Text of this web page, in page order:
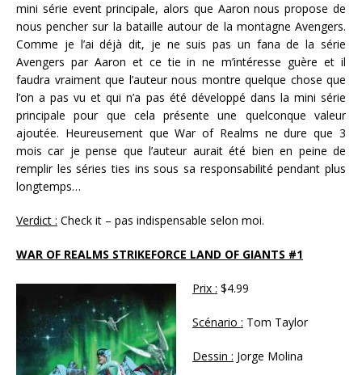
mini série event principale, alors que Aaron nous propose de
nous pencher sur la bataille autour de la montagne Avengers.
Comme je l’ai déjà dit, je ne suis pas un fana de la série
Avengers par Aaron et ce tie in ne m’intéresse guère et il
faudra vraiment que l’auteur nous montre quelque chose que
l’on a pas vu et qui n’a pas été développé dans la mini série
principale pour que cela présente une quelconque valeur
ajoutée. Heureusement que War of Realms ne dure que 3
mois car je pense que l’auteur aurait été bien en peine de
remplir les séries ties ins sous sa responsabilité pendant plus
longtemps…
Verdict : Check it – pas indispensable selon moi.
WAR OF REALMS STRIKEFORCE LAND OF GIANTS #1
Prix : $4.99
Scénario : Tom Taylor
Dessin : Jorge Molina